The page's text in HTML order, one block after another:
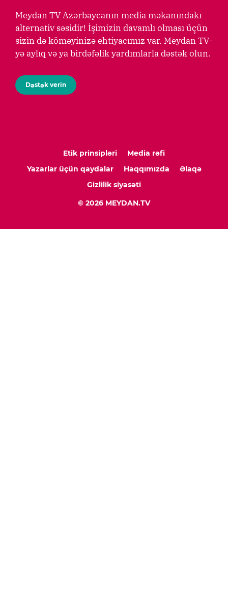
Meydan TV Azərbaycanın media məkanındakı
alternativ səsidir! İşimizin davamlı olması üçün
sizin də köməyinizə ehtiyacımız var. Meydan TV-
yə aylıq və ya birdəfəlik yardımlarla dəstək olun.
Dəstək verin
Etik prinsipləri
Media rəfi
Yazarlar üçün qaydalar
Haqqımızda
Əlaqə
Gizlilik siyasəti
© 2026 MEYDAN.TV